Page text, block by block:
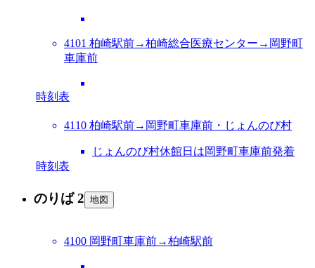
4101 柏崎駅前→柏崎総合医療センター→岡野町
車庫前
時刻表
4110 柏崎駅前→岡野町車庫前・じょんのび村
じょんのび村休館日は岡野町車庫前発着
時刻表
のりば 2 地図
4100 岡野町車庫前→柏崎駅前